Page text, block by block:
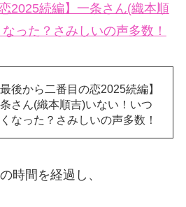
2025続編】一条さん(織本順
った？さみしいの声多数！
最後から二番目の恋2025続編】
さん(織本順吉)いない！いつ
なった？さみしいの声多数！
時間を経過し、